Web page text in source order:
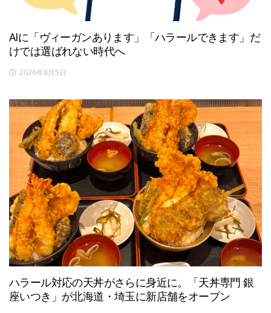
AIに「ヴィーガンあります」「ハラールできます」だ
けでは選ばれない時代へ
2026年8月5日
ハラール対応の天丼がさらに身近に。「天丼専門 銀
座いつき」が北海道・埼玉に新店舗をオープン